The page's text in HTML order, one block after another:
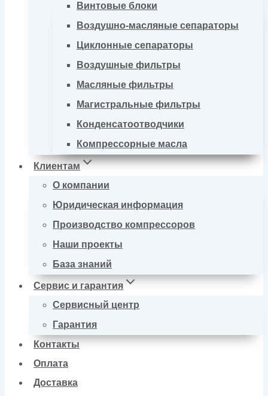
Винтовые блоки
Воздушно-масляные сепараторы
Циклонные сепараторы
Воздушные фильтры
Масляные фильтры
Магистральные фильтры
Конденсатоотводчики
Компрессорные масла
Клиентам
О компании
Юридическая информация
Производство компрессоров
Наши проекты
База знаний
Сервис и гарантия
Сервисный центр
Гарантия
Контакты
Оплата
Доставка